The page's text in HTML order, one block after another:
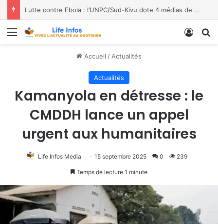
Lutte contre Ebola : l’UNPC/Sud-Kivu dote 4 médias de Bukavu de kits de lavage des mains, les bénéficiaires saluent le geste
Menu
Accueil / Actualités
Actualités
Kamanyola en détresse : le
CMDDH lance un appel
urgent aux humanitaires
Life Infos Media 15 septembre 2025 0 239
Temps de lecture 1 minute